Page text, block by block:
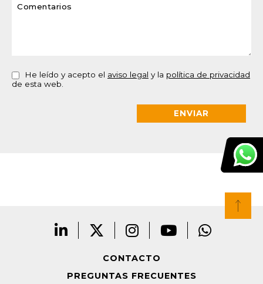
He leído y acepto el aviso legal y la política de privacidad
de esta web.
CONTACTO
PREGUNTAS FRECUENTES